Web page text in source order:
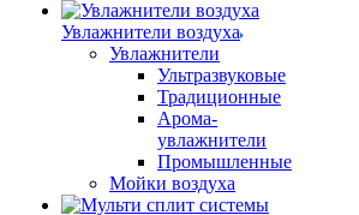
Увлажнители воздуха
Увлажнители
Ультразвуковые
Традиционные
Арома-
увлажнители
Промышленные
Мойки воздуха